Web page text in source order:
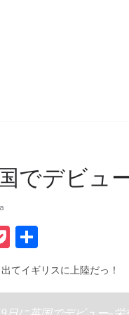
でデビュ
P
o
ck
et
有
てイギリスに上陸だっ！